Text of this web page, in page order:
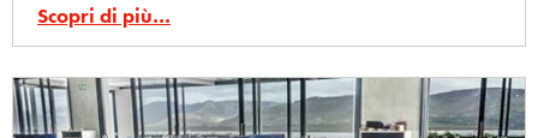
Scopri di più…